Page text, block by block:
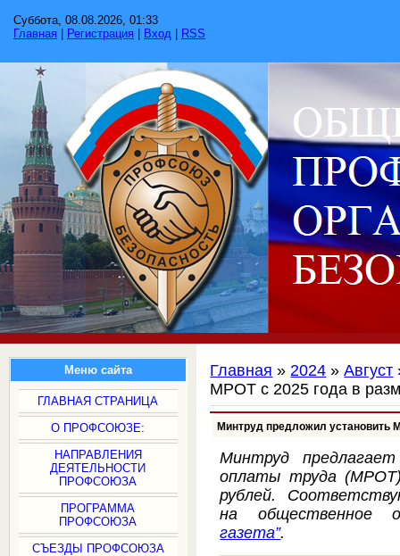
Суббота, 08.08.2026, 01:33
Главная
Регистрация Вход RSS
Меню сайта
ГЛАВНАЯ СТРАНИЦА
О ПРОФСОЮЗЕ:
НАПРАВЛЕНИЯ
ДЕЯТЕЛЬНОСТИ
ПРОФСОЮЗА
ПРОГРАММА
ПРОФСОЮЗА
СЪЕЗДЫ ПРОФСОЮЗА
Главная »2024 » Август
МРОТ с 2025 года в
Минтруд предложил установить
Минтруд
оплаты труда
рублей.
на общественное
газета”.